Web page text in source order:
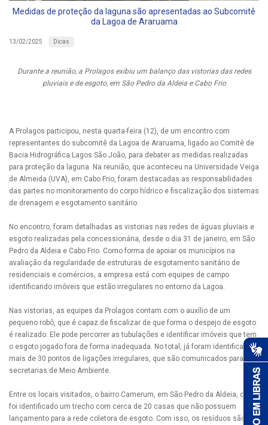
Medidas de proteção da laguna são apresentadas ao Subcomitê
da Lagoa de Araruama
13/02/2025 Dicas
Durante a reunião, a Prolagos exibiu um balanço das vistorias das redes
pluviais e de esgoto, em São Pedro da Aldeia e Cabo Frio
A Prolagos participou, nesta quarta-feira (12), de um encontro com
representantes do subcomitê da Lagoa de Araruama, ligado ao Comitê de
Bacia Hidrográfica Lagos São João, para debater as medidas realizadas
para proteção da laguna. Na reunião, que aconteceu na Universidade Veiga
de Almeida (UVA), em Cabo Frio, foram destacadas as responsabilidades
das partes no monitoramento do corpo hídrico e fiscalização dos sistemas
de drenagem e esgotamento sanitário.
No encontro, foram detalhadas as vistorias nas redes de águas pluviais e
esgoto realizadas pela concessionária, desde o dia 31 de janeiro, em São
Pedro da Aldeia e Cabo Frio. Como forma de apoiar os municípios na
avaliação da regularidade de estruturas de esgotamento sanitário de
residenciais e comércios, a empresa está com equipes de campo
identificando imóveis que estão irregulares no entorno da Lagoa.
Nas vistorias, as equipes da Prolagos contam com o auxílio de um
pequeno robô, que é capaz de fiscalizar de que forma o despejo de esgoto
é realizado. Ele pode percorrer as tubulações e identificar imóveis que tem
o esgoto jogado fora de forma inadequada. No total, já foram identificados
mais de 30 pontos de ligações irregulares, que são comunicados para as
secretarias de Meio Ambiente.
Entre os locais visitados, o bairro Camerum, em São Pedro da Aldeia, onde
foi identificado um trecho com cerca de 20 casas que não possuem
lançamento para a rede coletora de esgoto. Com isso, os resíduos são